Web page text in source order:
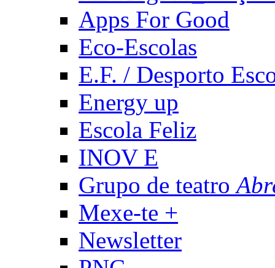
Apps For Good
Eco-Escolas
E.F. / Desporto
Energy up
Escola Feliz
INOV E
Grupo de teatro
Mexe-te +
Newsletter